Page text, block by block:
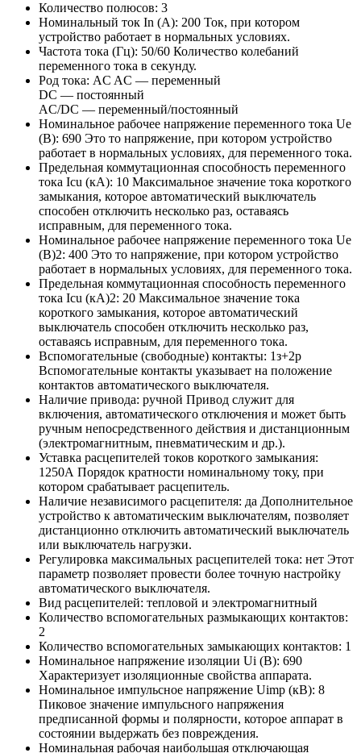
Количество полюсов: 3
Номинальный ток In (А): 200 Ток, при котором
устройство работает в нормальных условиях.
Частота тока (Гц): 50/60 Количество колебаний
переменного тока в секунду.
Род тока: AC AC — переменный
DC — постоянный
AC/DC — переменный/постоянный
Номинальное рабочее напряжение переменного тока Ue
(В): 690 Это то напряжение, при котором устройство
работает в нормальных условиях, для переменного тока.
Предельная коммутационная способность переменного
тока Icu (кА): 10 Максимальное значение тока короткого
замыкания, которое автоматический выключатель
способен отключить несколько раз, оставаясь
исправным, для переменного тока.
Номинальное рабочее напряжение переменного тока Ue
(В)2: 400 Это то напряжение, при котором устройство
работает в нормальных условиях, для переменного тока.
Предельная коммутационная способность переменного
тока Icu (кА)2: 20 Максимальное значение тока
короткого замыкания, которое автоматический
выключатель способен отключить несколько раз,
оставаясь исправным, для переменного тока.
Вспомогательные (свободные) контакты: 1з+2р
Вспомогательные контакты указывает на положение
контактов автоматического выключателя.
Наличие привода: ручной Привод служит для
включения, автоматического отключения и может быть
ручным непосредственного действия и дистанционным
(электромагнитным, пневматическим и др.).
Уставка расцепителей токов короткого замыкания:
1250А Порядок кратности номинальному току, при
котором срабатывает расцепитель.
Наличие независимого расцепителя: да Дополнительное
устройство к автоматическим выключателям, позволяет
дистанционно отключить автоматический выключатель
или выключатель нагрузки.
Регулировка максимальных расцепителей тока: нет Этот
параметр позволяет провести более точную настройку
автоматического выключателя.
Вид расцепителей: тепловой и электромагнитный
Количество вспомогательных размыкающих контактов:
2
Количество вспомогательных замыкающих контактов: 1
Номинальное напряжение изоляции Ui (В): 690
Характеризует изоляционные свойства аппарата.
Номинальное импульсное напряжение Uimp (кВ): 8
Пиковое значение импульсного напряжения
предписанной формы и полярности, которое аппарат в
состоянии выдержать без повреждения.
Номинальная рабочая наибольшая отключающая